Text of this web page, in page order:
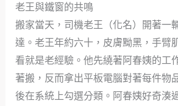
老王與鐵窗的共鳴
搬家當天，司機老王（化名）開著一
達。老王年約六十，皮膚黝黑，手臂
看就是老經驗。他先繞著阿春姨的工
著搬，反而拿出平板電腦對著每件物
後在系統上勾選分類。阿春姨好奇湊